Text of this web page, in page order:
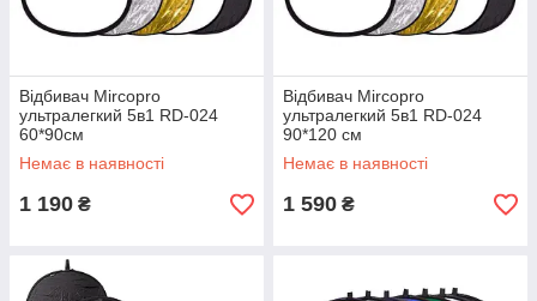
Відбивач Mircopro
ультралегкий 5в1 RD-024
60*90см
Немає в наявності
1 190 ₴
Відбивач Mircopro
ультралегкий 5в1 RD-024
90*120 см
Немає в наявності
1 590 ₴